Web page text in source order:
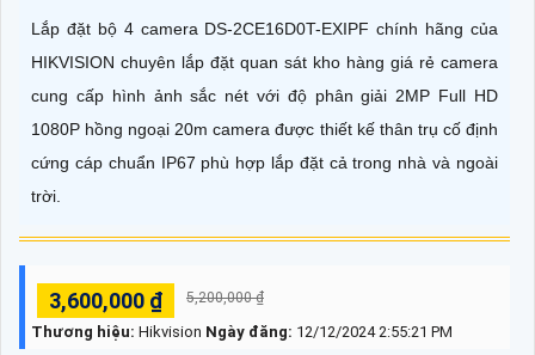
Lắp đặt bộ 4 camera DS-2CE16D0T-EXIPF chính hãng của
HIKVISION chuyên lắp đặt quan sát kho hàng giá rẻ camera
cung cấp hình ảnh sắc nét với độ phân giải 2MP Full HD
1080P hồng ngoại 20m camera được thiết kế thân trụ cố định
cứng cáp chuẩn IP67 phù hợp lắp đặt cả trong nhà và ngoài
trời.
3,600,000 ₫ 5,200,000 ₫
Thương hiệu: Hikvision Ngày đăng: 12/12/2024 2:55:21 PM